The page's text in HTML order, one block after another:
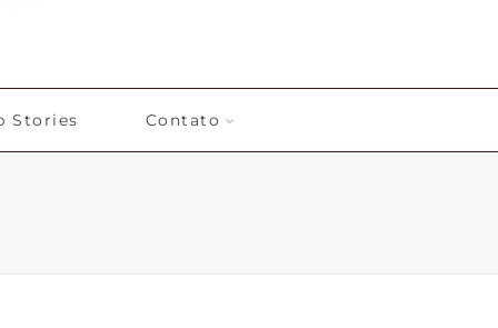
Stories Contato